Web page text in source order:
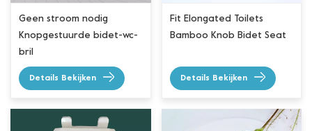
Geen stroom nodig
Knopgestuurde bidet-wc-
bril
Details Bekijken
Fit Elongated Toilets
Bamboo Knob Bidet Seat
Details Bekijken